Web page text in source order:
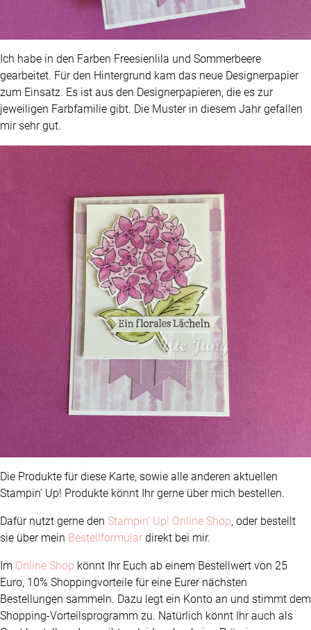
Ich habe in den Farben Freesienlila und Sommerbeere
gearbeitet. Für den Hintergrund kam das neue Designerpapier
zum Einsatz. Es ist aus den Designerpapieren, die es zur
jeweiligen Farbfamilie gibt. Die Muster in diesem Jahr gefallen
mir sehr gut.
Die Produkte für diese Karte, sowie alle anderen aktuellen
Stampin‘ Up! Produkte könnt Ihr gerne über mich bestellen.
Dafür nutzt gerne den Stampin‘ Up! Online Shop, oder bestellt
sie über mein Bestellformular direkt bei mir.
Im Online Shop könnt Ihr Euch ab einem Bestellwert von 25
Euro, 10% Shoppingvorteile für eine Eurer nächsten
Bestellungen sammeln. Dazu legt ein Konto an und stimmt dem
Shopping-Vorteilsprogramm zu. Natürlich könnt Ihr auch als